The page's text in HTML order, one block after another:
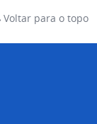
Voltar para o topo